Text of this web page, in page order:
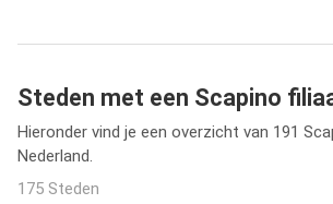
Steden met een Scapino
Hieronder vind je een overzicht van 191
Nederland.
175 Steden